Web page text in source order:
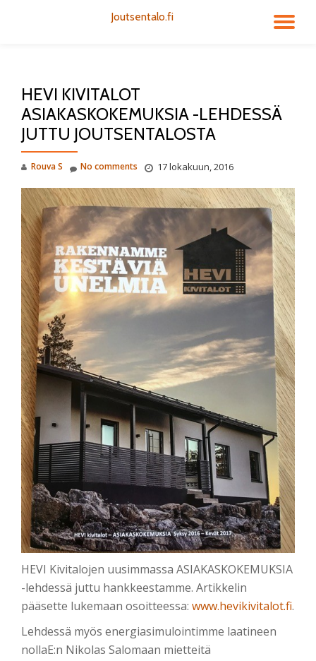
Joutsentalo.fi
HEVI KIVITALOT
ASIAKASKOKEMUKSIA -LEHDESSÄ
JUTTU JOUTSENTALOSTA
Rouva S 17 lokakuun, 2016
No comments
HEVI Kivitalojen uusimmassa ASIAKASKOKEMUKSIA
-lehdessä juttu hankkeestamme. Artikkelin
pääsette lukemaan osoitteessa: www.hevikivitalot.fi.
Lehdessä myös energiasimulointimme laatineen
nollaE:n Nikolas Salomaan mietteitä